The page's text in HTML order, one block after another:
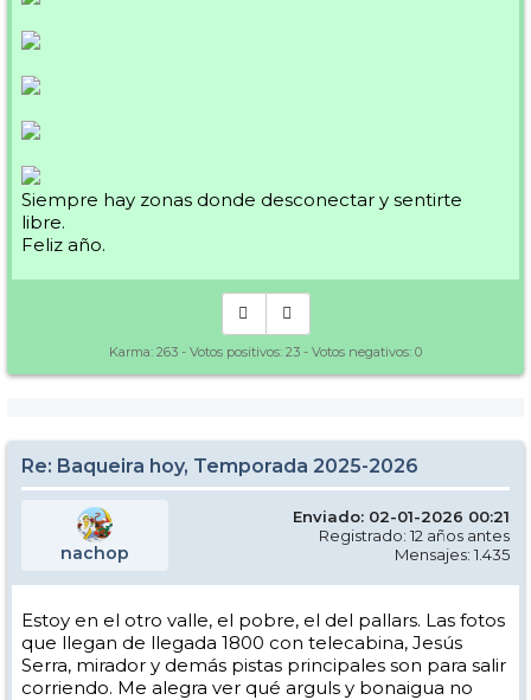
Siempre hay zonas donde desconectar y sentirte
libre.
Feliz año.
Karma: 263 - Votos positivos: 23 - Votos negativos: 0
Re: Baqueira hoy, Temporada 2025-2026
nachop
Enviado: 02-01-2026 00:21
Registrado: 12 años antes
Mensajes: 1.435
Estoy en el otro valle, el pobre, el del pallars. Las fotos
que llegan de llegada 1800 con telecabina, Jesús
Serra, mirador y demás pistas principales son para salir
corriendo. Me alegra ver qué arguls y bonaigua no